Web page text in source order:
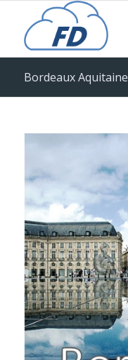
Bordeaux Aquitaine